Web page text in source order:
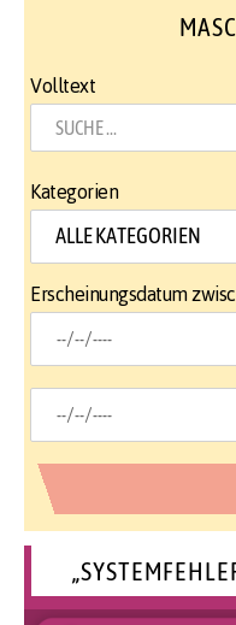
Volltext
Kategorien
Erscheinungsdatum